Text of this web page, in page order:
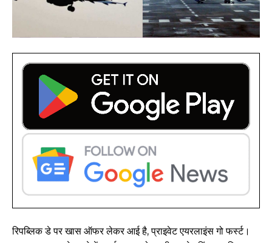
रिपब्लिक डे पर खास ऑफर लेकर आई है, प्राइवेट एयरलाइंस गो फर्स्ट।